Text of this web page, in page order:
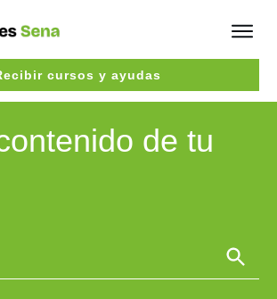
cursos y ayudas
de tu